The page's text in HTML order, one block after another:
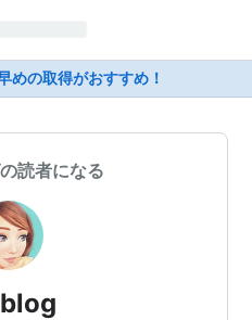
めの取得がおすすめ！
読者になる